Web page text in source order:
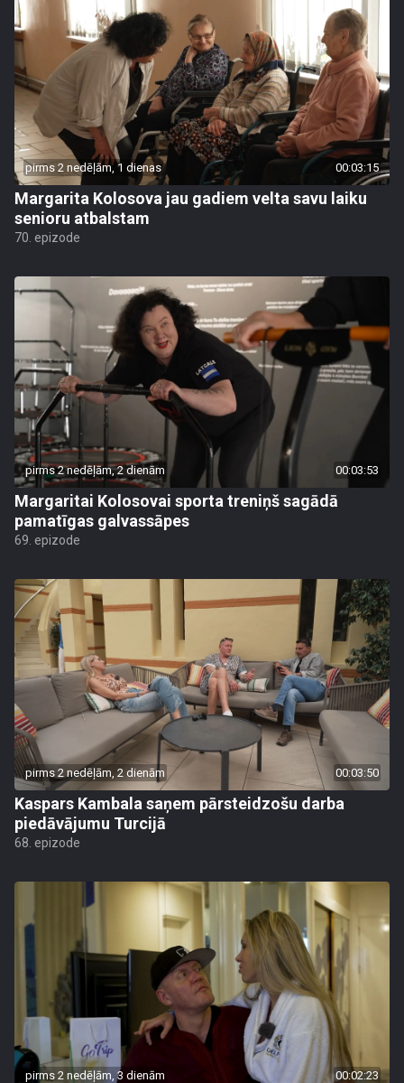
pirms 2 nedēļām, 1 dienas 00:03:15
Margarita Kolosova jau gadiem velta savu laiku
senioru atbalstam
70. epizode
pirms 2 nedēļām, 2 dienām 00:03:53
Margaritai Kolosovai sporta treniņš sagādā
pamatīgas galvassāpes
69. epizode
pirms 2 nedēļām, 2 dienām 00:03:50
Kaspars Kambala saņem pārsteidzošu darba
piedāvājumu Turcijā
68. epizode
pirms 2 nedēļām, 3 dienām 00:02:23